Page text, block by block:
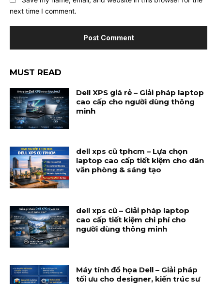
next time I comment.
MUST READ
Dell XPS giá rẻ – Giải pháp laptop
cao cấp cho người dùng thông
minh
dell xps cũ tphcm – Lựa chọn
laptop cao cấp tiết kiệm cho dân
văn phòng & sáng tạo
dell xps cũ – Giải pháp laptop
cao cấp tiết kiệm chi phí cho
người dùng thông minh
Máy tính đồ họa Dell – Giải pháp
tối ưu cho designer, kiến trúc sư